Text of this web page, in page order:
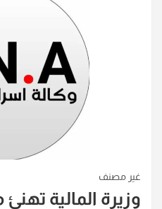
غير مصنف
وزيرة المالية